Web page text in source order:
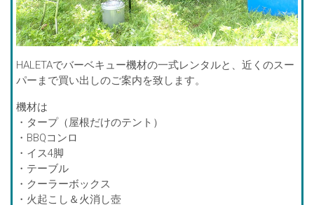
HALETAでバーベキュー機材の一式レンタルと、近くのスー
パーまで買い出しのご案内を致します。
機材は
・タープ（屋根だけのテント）
・BBQコンロ
・イス4脚
・テーブル
・クーラーボックス
・火起こし＆火消し壺